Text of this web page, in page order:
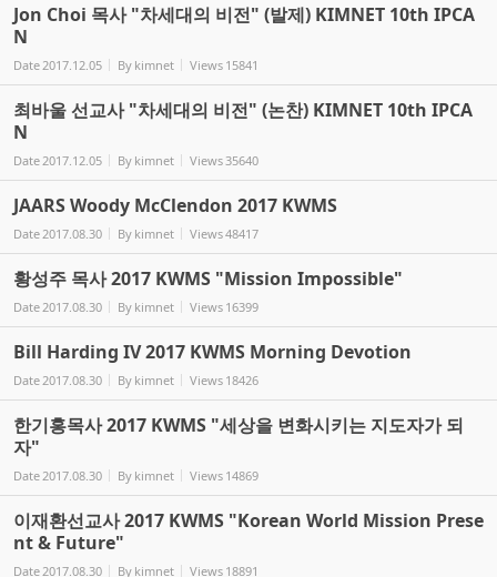
Jon Choi 목사 "차세대의 비전" (발제) KIMNET 10th IPCA
N
Date 2017.12.05 By kimnet Views 15841
최바울 선교사 "차세대의 비전" (논찬) KIMNET 10th IPCA
N
Date 2017.12.05 By kimnet Views 35640
JAARS Woody McClendon 2017 KWMS
Date 2017.08.30 By kimnet Views48417
황성주 목사 2017 KWMS "Mission Impossible"
Date 2017.08.30 By kimnet Views 16399
Bill Harding IV 2017 KWMS Morning Devotion
Date 2017.08.30 By kimnet Views 18426
한기홍목사 2017 KWMS "세상을 변화시키는 지도자가 되
자"
Date 2017.08.30 By kimnet Views 14869
이재환선교사 2017 KWMS "Korean World Mission Prese
nt & Future"
Date 2017.08.30 By kimnet Views 18891